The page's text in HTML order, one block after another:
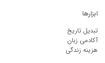
ابزارها
تبدیل تاریخ
آکادمی زبان
هزینه زندگی